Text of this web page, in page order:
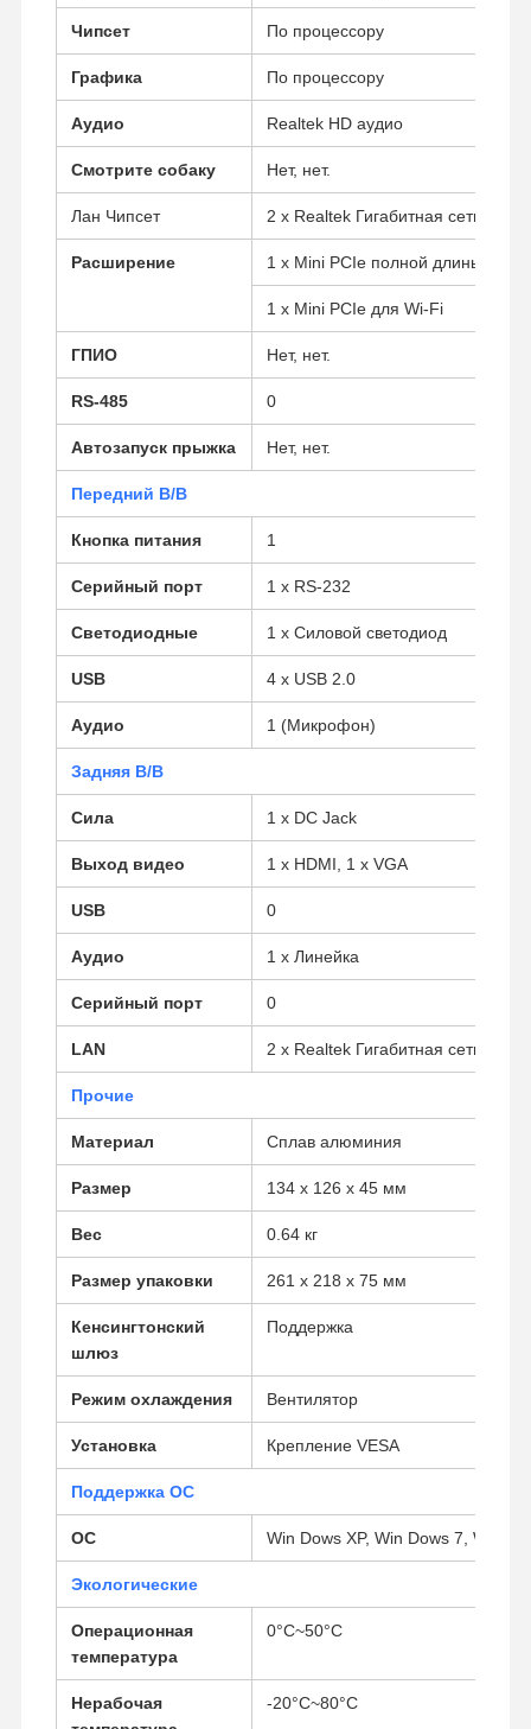
Главная
Страница
Продукция О Компании
Фабрика
Контроль
Качества
Контактные Побеседуйте
Брандмауэр мини ПК
Промышленный мини ПК
1U Rackmount PC
POE Мини-ПК
Celeron Mini ПК
Core Mini PC
Офисный мини ПК
Промышленная материнская плата
Материнская плата для межсетевого экрана
Чипсет По процессору
Графика По процессору
Аудио Realtek HD аудио
Смотрите собаку Нет, нет.
Лан Чипсет 2 x Realtek Гигабитная сеть LAN
Расширение 1 x Mini PCIe полной длины для
1 x Mini PCIe для Wi-Fi
ГПИО Нет, нет.
RS-485 0
Автозапуск прыжка Нет, нет.
Передний В/В
Кнопка питания 1
Серийный порт 1 x RS-232
Светодиодные 1 x Силовой светодиод
USB 4 х USB 2.0
Аудио 1 (Микрофон)
Задняя В/В
Сила 1 х DC Jack
Выход видео 1 x HDMI, 1 x VGA
USB 0
Аудио 1 x Линейка
Серийный порт 0
LAN 2 x Realtek Гигабитная сеть LAN
Прочие
Материал Сплав алюминия
Размер 134 x 126 x 45 мм
Вес 0.64 кг
Размер упаковки 261 х 218 х 75 мм
Кенсингтонский
шлюз
Поддержка
Режим охлаждения Вентилятор
Установка Крепление VESA
Поддержка ОС
ОС Win Dows XP, Win Dows 7, Win
Экологические
Операционная
температура
0°C~50°C
Нерабочая
-20°C~80°C